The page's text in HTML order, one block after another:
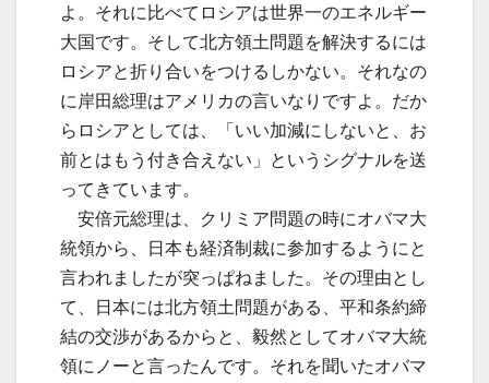
よ。それに比べてロシアは世界一のエネルギー
大国です。そして北方領土問題を解決するには
ロシアと折り合いをつけるしかない。それなの
に岸田総理はアメリカの言いなりですよ。だか
らロシアとしては、「いい加減にしないと、お
前とはもう付き合えない」というシグナルを送
ってきています。
安倍元総理は、クリミア問題の時にオバマ大
統領から、日本も経済制裁に参加するようにと
言われましたが突っぱねました。その理由とし
て、日本には北方領土問題がある、平和条約締
結の交渉があるからと、毅然としてオバマ大統
領にノーと言ったんです。それを聞いたオバマ